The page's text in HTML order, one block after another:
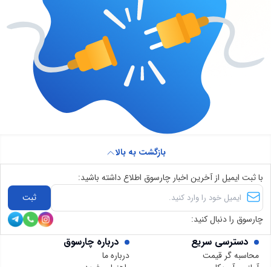
دسترسی سریع
محاسبه گر قیمت
درباره چارسوق
درباره ما
بازگشت به بالا
با ثبت ایمیل از آخرین اخبار چارسوق اطلاع داشته باشید:
ثبت
چارسوق را دنبال کنید: